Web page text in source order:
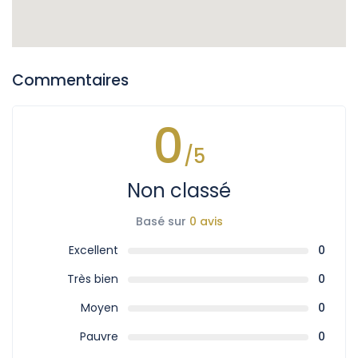
Commentaires
0/5
Non classé
Basé sur 0 avis
Excellent
0
Très bien
0
Moyen
0
Pauvre
0